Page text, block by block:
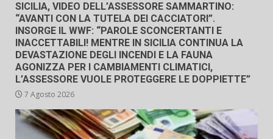
SICILIA, VIDEO DELL’ASSESSORE SAMMARTINO:
“AVANTI CON LA TUTELA DEI CACCIATORI”.
INSORGE IL WWF: “PAROLE SCONCERTANTI E
INACCETTABILI! MENTRE IN SICILIA CONTINUA LA
DEVASTAZIONE DEGLI INCENDI E LA FAUNA
AGONIZZA PER I CAMBIAMENTI CLIMATICI,
L’ASSESSORE VUOLE PROTEGGERE LE DOPPIETTE”
7 Agosto 2026